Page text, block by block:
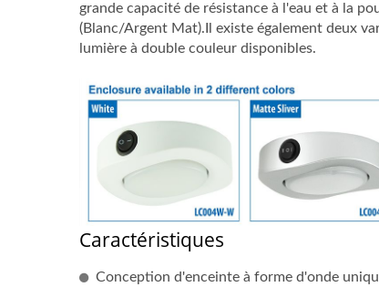
grande capacité de résistance à l'eau et à la
(Blanc/Argent Mat).Il existe également deux
lumière à double couleur disponibles.
Caractéristiques
Conception d'enceinte à forme d'onde